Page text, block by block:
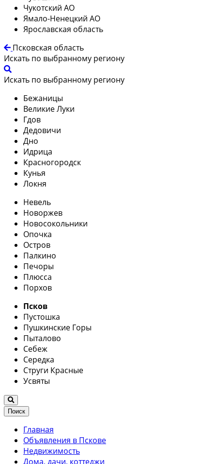
Чукотский АО
Ямало-Ненецкий АО
Ярославская область
Псковская область
Искать по выбранному региону
Искать по выбранному региону
Бежаницы
Великие Луки
Гдов
Дедовичи
Дно
Идрица
Красногородск
Кунья
Локня
Невель
Новоржев
Новосокольники
Опочка
Остров
Палкино
Печоры
Плюсса
Порхов
Псков
Пустошка
Пушкинские Горы
Пыталово
Себеж
Середка
Струги Красные
Усвяты
Поиск
Главная
Объявления в Пскове
Недвижимость
Дома, дачи, коттеджи